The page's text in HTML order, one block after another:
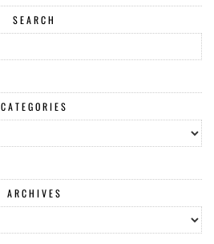
SEARCH
CATEGORIES
ARCHIVES